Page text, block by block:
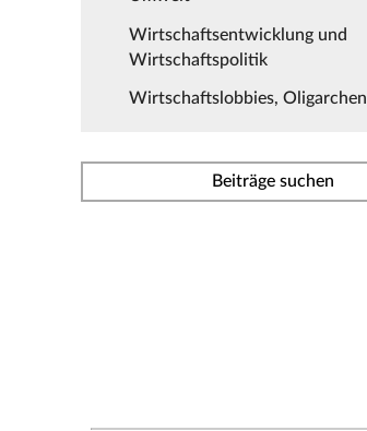
Wirtschaftsentwicklung und
Wirtschaftspolitik
Wirtschaftslobbies, Oligarchen
Beiträge suchen